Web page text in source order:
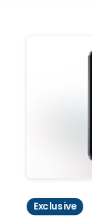
Exclusive